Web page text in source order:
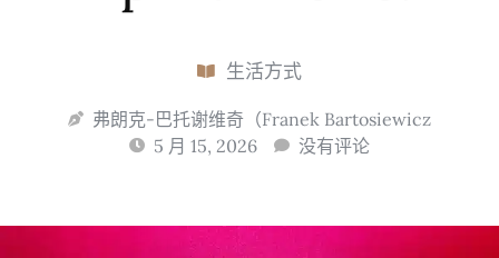
生活方式
弗朗克-巴托谢维奇（Franek Bartosiewicz
5 月 15, 2026
没有评论